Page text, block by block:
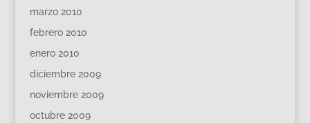
marzo 2010
febrero 2010
enero 2010
diciembre 2009
noviembre 2009
octubre 2009